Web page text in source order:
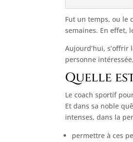
Fut un temps, ou le
semaines. En effet,
Aujourd’hui,
personne
Quelle
Le coach sportif
Et dans sa noble
intenses, dans la
permettre à ces